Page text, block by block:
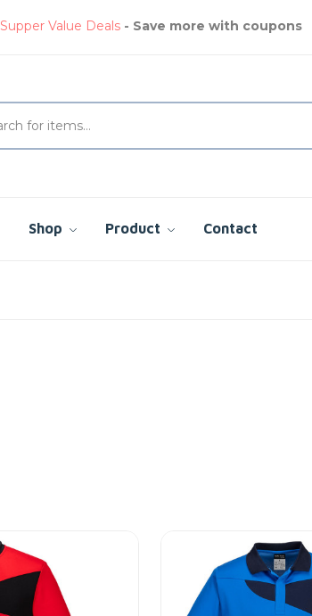
Supper Value Deals - Save more with coupons
Shop Product Contact